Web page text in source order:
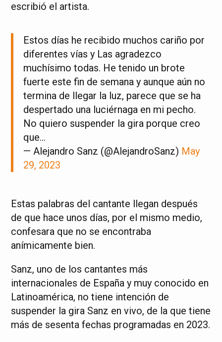
escribió el artista.
Estos días he recibido muchos cariño por
diferentes vías y Las agradezco
muchísimo todas. He tenido un brote
fuerte este fin de semana y aunque aún no
termina de llegar la luz, parece que se ha
despertado una luciérnaga en mi pecho.
No quiero suspender la gira porque creo
que…
— Alejandro Sanz (@AlejandroSanz) May
29, 2023
Estas palabras del cantante llegan después
de que hace unos días, por el mismo medio,
confesara que no se encontraba
anímicamente bien.
Sanz, uno de los cantantes más
internacionales de España y muy conocido en
Latinoamérica, no tiene intención de
suspender la gira Sanz en vivo, de la que tiene
más de sesenta fechas programadas en 2023.